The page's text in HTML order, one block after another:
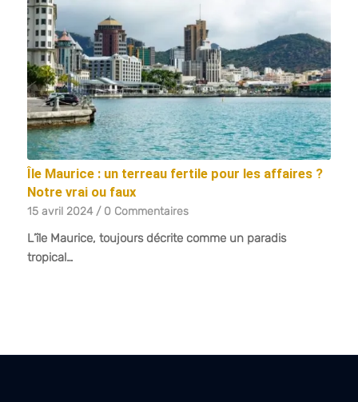
Île Maurice : un terreau fertile pour les affaires ?
Notre vrai ou faux
15 avril 2024 / 0 Commentaires
L’île Maurice, toujours décrite comme un paradis
tropical…